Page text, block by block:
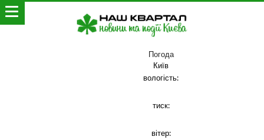
Погода
Київ
вологість:
тиск:
вітер: